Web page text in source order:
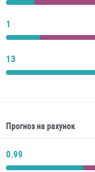
1
13
Прогноз на рахунок
0.99